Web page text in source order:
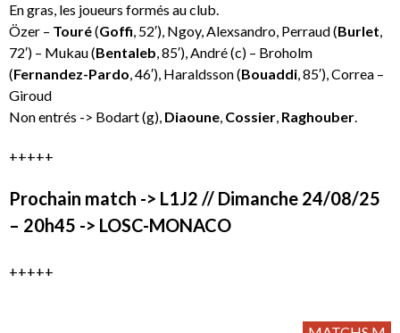
En gras, les joueurs formés au club.
Özer – Touré(Goffi, 52′), Ngoy, Alexsandro, Perraud (Burlet,
72′) – Mukau (Bentaleb, 85′), André (c) – Broholm
(Fernandez-Pardo, 46′), Haraldsson (Bouaddi, 85′), Correa –
Giroud
Non entrés -> Bodart (g), Diaoune, Cossier, Raghouber.
+++++
Prochain match -> L1J2 // Dimanche 24/08/25
– 20h45 -> LOSC-MONACO
+++++